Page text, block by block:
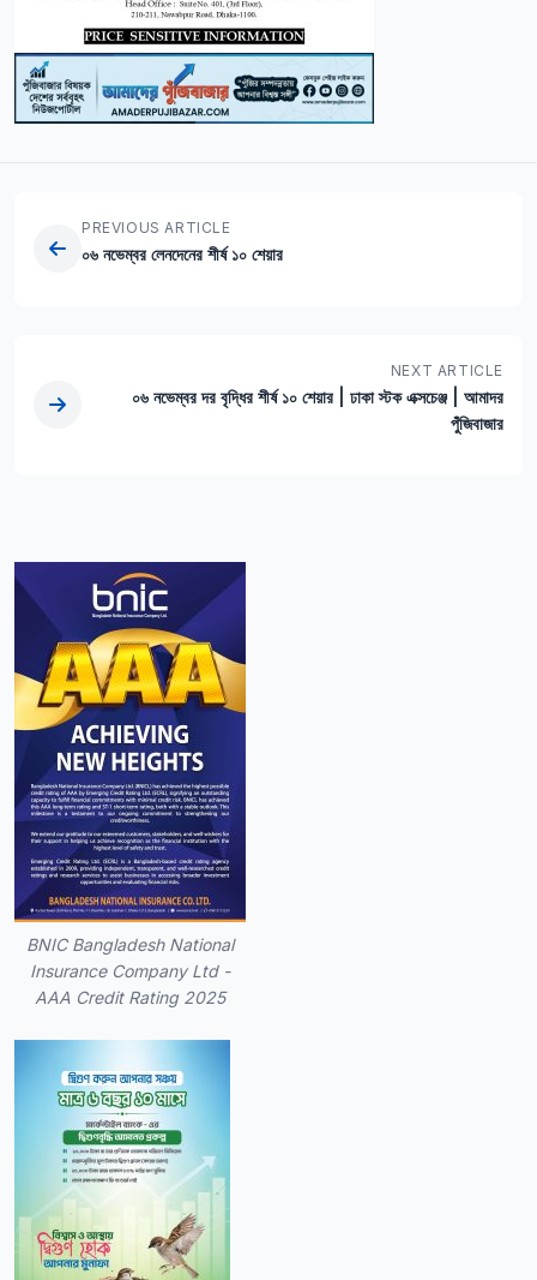
PREVIOUS ARTICLE
০৬ নভেম্বর লেনদেনের শীর্ষ ১০ শেয়ার
NEXT ARTICLE
০৬ নভেম্বর দর বৃদ্ধির শীর্ষ ১০ শেয়ার | ঢাকা স্টক এক্সচেঞ্জ | আমাদর
পুঁজিবাজার
BNIC Bangladesh National
Insurance Company Ltd -
AAA Credit Rating 2025